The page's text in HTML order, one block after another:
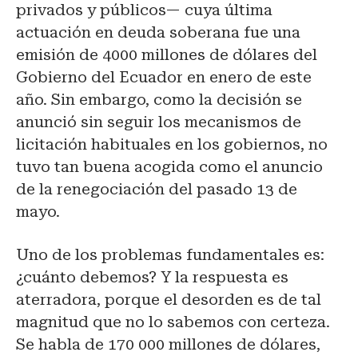
privados y públicos— cuya última
actuación en deuda soberana fue una
emisión de 4000 millones de dólares del
Gobierno del Ecuador en enero de este
año. Sin embargo, como la decisión se
anunció sin seguir los mecanismos de
licitación habituales en los gobiernos, no
tuvo tan buena acogida como el anuncio
de la renegociación del pasado 13 de
mayo.
Uno de los problemas fundamentales es:
¿cuánto debemos? Y la respuesta es
aterradora, porque el desorden es de tal
magnitud que no lo sabemos con certeza.
Se habla de 170 000 millones de dólares,